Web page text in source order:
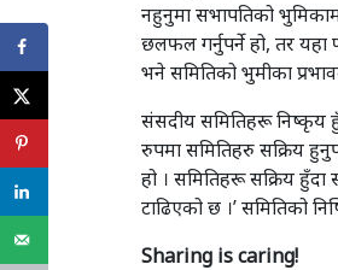
नहुनुमा सभापतिको
छलफल गर्नुपर्ने हो, तर
भने समितिको भुमीका
संसदीय समितिहरू निष्कृय
रुपमा समितिहरु सक्रिय
हो । समितिहरू सक्रिय
टाढिएको छ ।’ समितिको
Sharing is caring!